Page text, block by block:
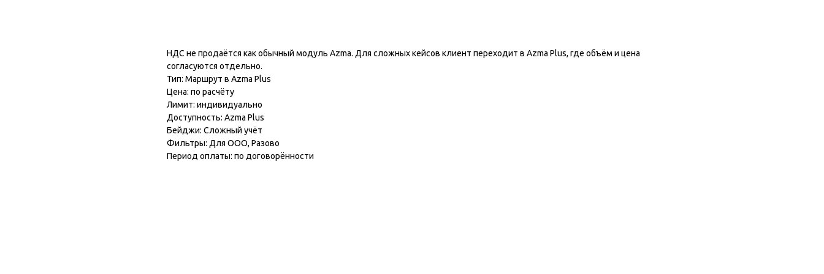
НДС не продаётся как обычный модуль Azma. Для сложных кейсов клиент переходит в Azma Plus, где объём и цена
согласуются отдельно.
Тип: Маршрут в Azma Plus
Цена: по расчёту
Лимит: индивидуально
Доступность: Azma Plus
Бейджи: Сложный учёт
Фильтры: Для ООО, Разово
Период оплаты: по договорённости